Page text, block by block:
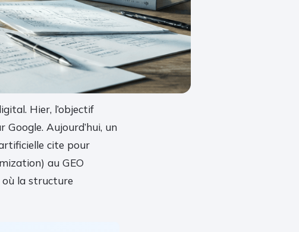
Hier, l’objectif
Aujourd’hui, un
cite pour
au GEO
où la structure